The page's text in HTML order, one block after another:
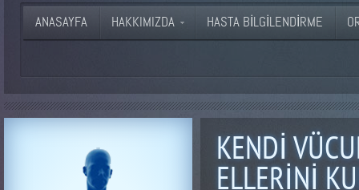
ANASAYFA HAKKIMIZDA HASTA BILGILENDIRME
KENDI
ELLERINI